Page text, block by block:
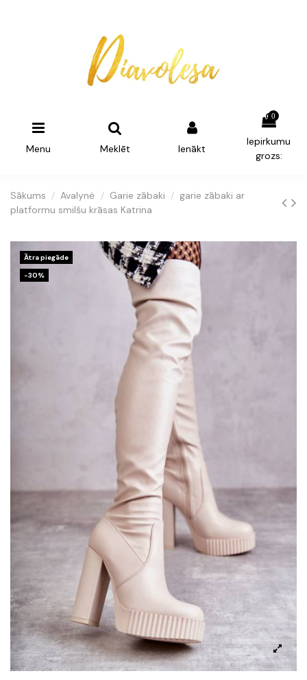
Menu Meklēt Ienākt
0
Iepirkumu
grozs:
Sākums Avalynė Garie zābaki
garie zābaki ar
platformu smilšu krāsas Katrina
Ātra piegāde
-30%